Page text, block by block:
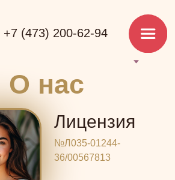
200-62-94
О нас
Лицензия
№Л035-01244-
36/00567813